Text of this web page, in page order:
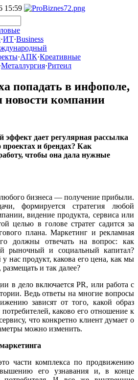
15:59
·ИТ·Business
·АПК·Креативные
Металлургия·Ритеил
попадать в инфополе,
новости компании
дает регулярная рассылка
и брендах? Как
чтобы она дала нужные
бизнеса — получение прибыли.
формируется стратегия любой
видение продукта, сервиса или
целью в голове стратег садится за
плана. Маркетинг и рекламная
должны отвечать на вопрос: как
рыночный и социальный капитал?
нас продукт, какова его цена, как мы
и так далее?
в дело включается PR, или работа с
Ведь ответы на многие вопросы
зависят от того, какой образ
каково его отношение к
что конкретно клиент думает о
можно изменить.
части комплекса по продвижению
его узнавания и, в конце